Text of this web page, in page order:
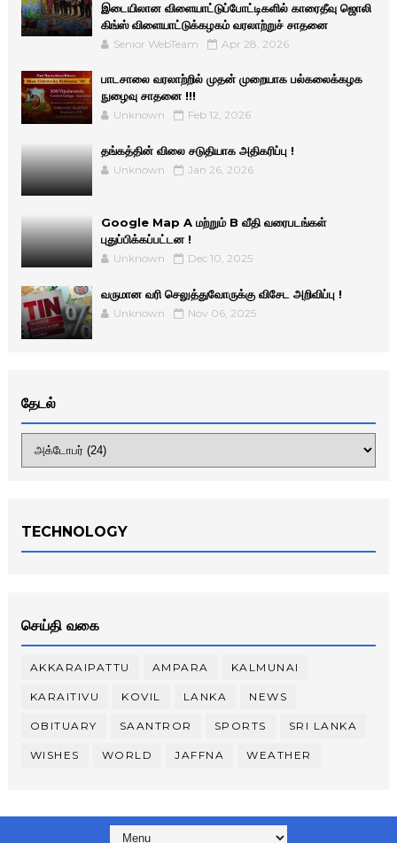
இடையிலான விளையாட்டுப்போட்டிகளில் காரைதீவு ஜொலி
கிங்ஸ் விளையாட்டுக்கழகம் வரலாற்றுச் சாதனை
Senior WebTeam Apr 28, 2026
பாடசாலை வரலாற்றில் முதன் முறையாக பல்கலைக்கழக
நுழைவு சாதனை !!!
Unknown Feb 12, 2026
தங்கத்தின் விலை சடுதியாக அதிகரிப்பு !
Unknown Jan 26, 2026
Google Map A மற்றும் B வீதி வரைபடங்கள்
புதுப்பிக்கப்பட்டன !
Unknown Dec 10, 2025
வருமான வரி செலுத்துவோருக்கு விசேட அறிவிப்பு !
Unknown Nov 06, 2025
தேடல்
TECHNOLOGY
செய்தி வகை
AKKARAIPATTU AMPARA KALMUNAI
KARAITIVU KOVIL LANKA NEWS
OBITUARY SAANTROR SPORTS SRI LANKA
WISHES WORLD JAFFNA WEATHER